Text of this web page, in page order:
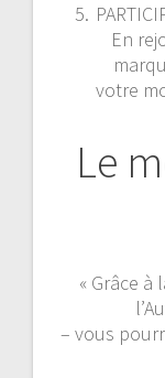
En
votre
Le
« Grâce à
– vous